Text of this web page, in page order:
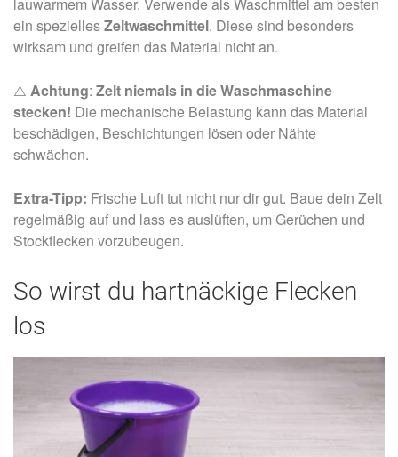
lauwarmem Wasser. Verwende als Waschmittel am besten
ein speziellesZeltwaschmittel. Diese sind besonders
wirksam und greifen das Material nicht an.
⚠️ Achtung: Zelt niemals in die Waschmaschine
stecken! Die mechanische Belastung kann das Material
beschädigen, Beschichtungen lösen oder Nähte
schwächen.
Extra-Tipp: Frische Luft tut nicht nur dir gut. Baue dein Zelt
regelmäßig auf und lass es auslüften, um Gerüchen und
Stockflecken vorzubeugen.
So wirst du hartnäckige Flecken
los